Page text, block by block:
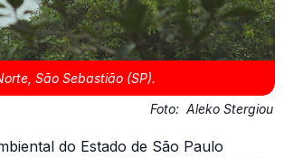
São Sebastião (SP).
Foto: Aleko Stergiou
do Estado de São Paulo